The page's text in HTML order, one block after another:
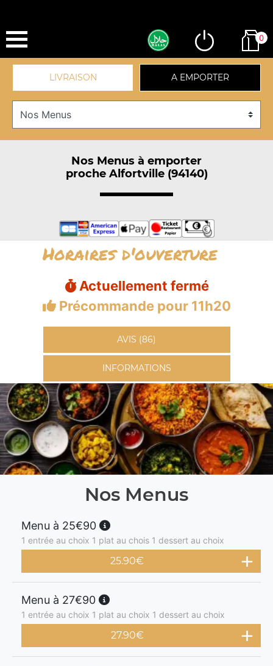
0
LIVRAISON A EMPORTER
Nos Menus à emporter
proche Alfortville (94140)
Horaires d'ouverture
Actuellement fermé
Précommande pour 11h20
AVIS (86)
INFORMATIONS
Nos Menus
Menu à 25€90
1 entrée au choix 1 plat au chois 1 dessert au choix
25.90€
Menu à 27€90
1 entrée au choix 1 plat au choix 1 dessert au choix
27.90€